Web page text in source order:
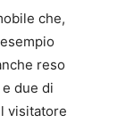
che,
reso
due di
visitatore